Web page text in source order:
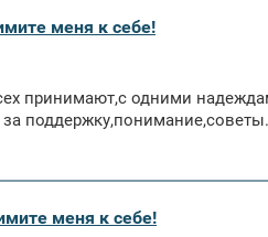
меня к себе!
принимают,с одними
меня к себе!